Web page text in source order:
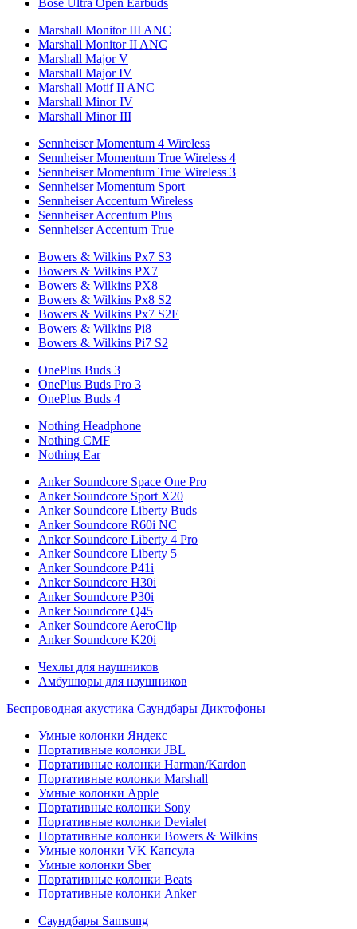
Bose Ultra Open Earbuds
Marshall Monitor III ANC
Marshall Monitor II ANC
Marshall Major V
Marshall Major IV
Marshall Motif II ANC
Marshall Minor IV
Marshall Minor III
Sennheiser Momentum 4 Wireless
Sennheiser Momentum True Wireless 4
Sennheiser Momentum True Wireless 3
Sennheiser Momentum Sport
Sennheiser Accentum Wireless
Sennheiser Accentum Plus
Sennheiser Accentum True
Bowers & Wilkins Px7 S3
Bowers & Wilkins PX7
Bowers & Wilkins PX8
Bowers & Wilkins Px8 S2
Bowers & Wilkins Px7 S2E
Bowers & Wilkins Pi8
Bowers & Wilkins Pi7 S2
OnePlus Buds 3
OnePlus Buds Pro 3
OnePlus Buds 4
Nothing Headphone
Nothing CMF
Nothing Ear
Anker Soundcore Space One Pro
Anker Soundcore Sport X20
Anker Soundcore Liberty Buds
Anker Soundcore R60i NC
Anker Soundcore Liberty 4 Pro
Anker Soundcore Liberty 5
Anker Soundcore P41i
Anker Soundcore H30i
Anker Soundcore P30i
Anker Soundcore Q45
Anker Soundcore AeroClip
Anker Soundcore K20i
Чехлы для наушников
Амбушюры для наушников
Беспроводная акустика Саундбары Диктофоны
Умные колонки Яндекс
Портативные колонки JBL
Портативные колонки Harman/Kardon
Портативные колонки Marshall
Умные колонки Apple
Портативные колонки Sony
Портативные колонки Devialet
Портативные колонки Bowers & Wilkins
Умные колонки VK Капсула
Умные колонки Sber
Портативные колонки Beats
Портативные колонки Anker
Саундбары Samsung